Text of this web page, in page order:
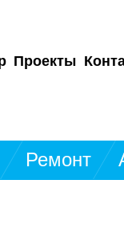
Проекты
Ремонт